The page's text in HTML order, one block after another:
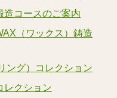
造コースのご案内
（ワックス）鋳造
ング）コレクション
レクション